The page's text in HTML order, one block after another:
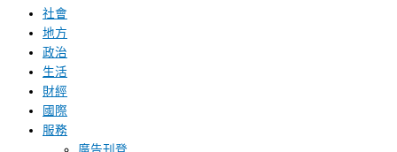
社會
地方
政治
生活
財經
國際
服務
廣告刊登